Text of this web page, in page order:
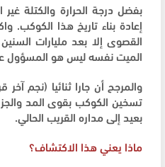
بفضل درجة الحرارة والكتلة
إعادة بناء تاريخ هذا الكوكب.
القصوى إلا بعد مليارات
الميت نفسه ليس هو المسؤول
والمرجح أن جارا ثنائيا (نجم
تسخين الكوكب بقوى المد
بعيد إلى مداره القريب الحالي.
ماذا يعني هذا الاكتشاف؟